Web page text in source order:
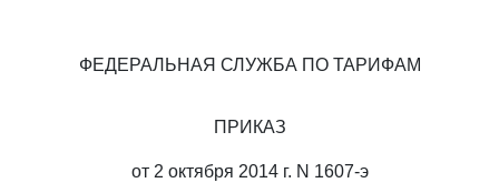
ФЕДЕРАЛЬНАЯ СЛУЖБА ПО ТАРИФАМ
ПРИКАЗ
от 2 октября 2014 г. N 1607-э